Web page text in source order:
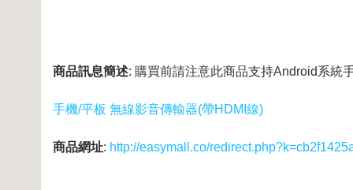
商品訊息簡述: 購買前請注意此商品支持Android系統
手機/平板 無線影音傳輸器(帶HDMI線)
商品網址: http://easymall.co/